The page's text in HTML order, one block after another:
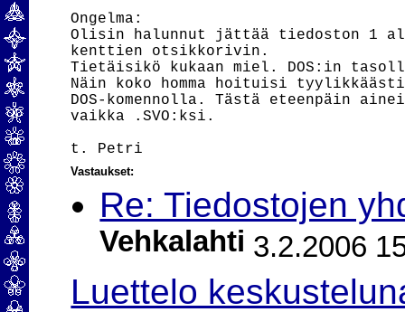
Ongelma:
Olisin halunnut jättää tiedoston 1
kenttien otsikkorivin.
Tietäisikö kukaan miel. DOS:in
Näin koko homma hoituisi
DOS-komennolla. Tästä eteenpäin
vaikka .SVO:ksi.
Vastaukset:
Re: Tiedostojen
Vehkalahti 3.2.2006
Luettelo